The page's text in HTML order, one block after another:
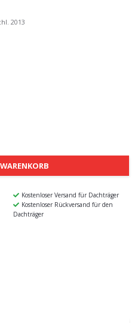
2013
Kostenloser Versand für Dachträger
Kostenloser Rückversand für den
Dachträger